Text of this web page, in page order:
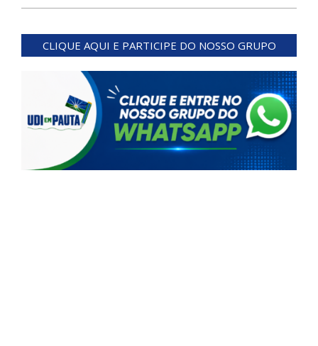
07-
CLIQUE AQUI E PARTICIPE DO NOSSO GRUPO